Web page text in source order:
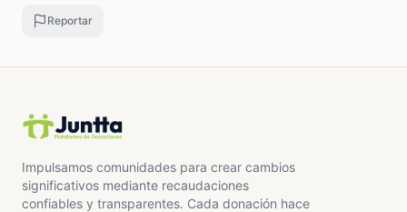
Reportar
Impulsamos comunidades para crear cambios
significativos mediante recaudaciones
confiables y transparentes. Cada donación hace